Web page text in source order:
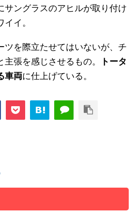
サングラスのアヒルが取り付け
イ。
ツを際立たせてはいないが、チ
主張を感じさせるもの。
トータ
車両に仕上げている。